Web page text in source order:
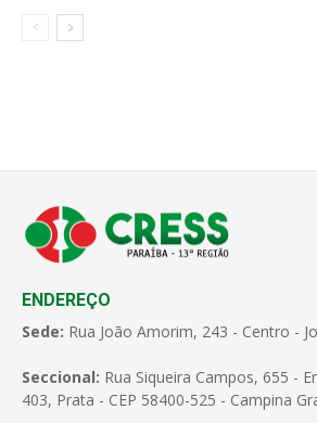
ENDEREÇO
Sede: Rua João Amorim, 243 - Centro -
Seccional: Rua Siqueira Campos, 655 -
403, Prata - CEP 58400-525 - Campina